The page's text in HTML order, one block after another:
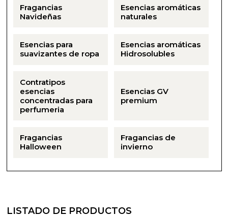
Fragancias
Navideñas
Esencias aromáticas
naturales
Esencias para
suavizantes de ropa
Esencias aromáticas
Hidrosolubles
Contratipos
esencias
concentradas para
perfumeria
Esencias GV
premium
Fragancias
Halloween
Fragancias de
invierno
LISTADO DE PRODUCTOS